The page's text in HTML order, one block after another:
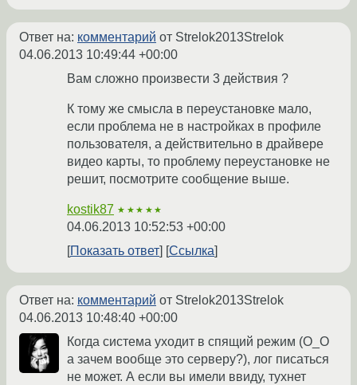
Ответ на: комментарий от Strelok2013Strelok
04.06.2013 10:49:44 +00:00
Вам сложно произвести 3 действия ?
К тому же смысла в переустановке мало,
если проблема не в настройках в профиле
пользователя, а действительно в драйвере
видео карты, то проблему переустановке не
решит, посмотрите сообщение выше.
kostik87 ★★★★★
04.06.2013 10:52:53 +00:00
Показать ответ
Ссылка
Ответ на: комментарий от Strelok2013Strelok
04.06.2013 10:48:40 +00:00
Когда система уходит в спящий режим (О_О
а зачем вообще это серверу?), лог писаться
не может. А если вы имели ввиду, тухнет